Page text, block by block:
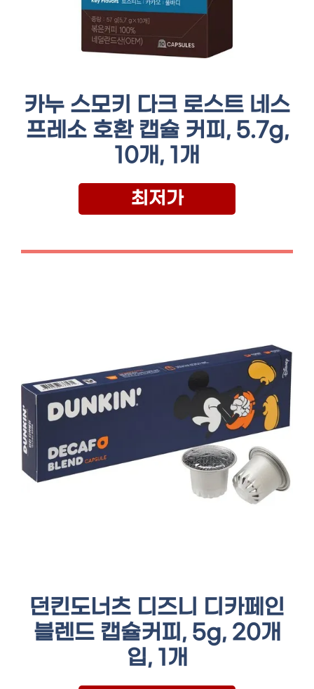
카누 스모키 다크 로스트 네스
프레소 호환 캡슐 커피, 5.7g,
10개, 1개
최저가
던킨도너츠 디즈니 디카페인
블렌드 캡슐커피, 5g, 20개
입, 1개